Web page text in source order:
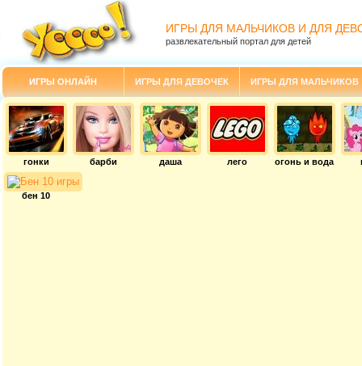
ИГРЫ ДЛЯ МАЛЬЧИКОВ И ДЛЯ
развлекательный портал для детей
ИГРЫ ОНЛАЙН ИГРЫ ДЛЯ ДЕВОЧЕК ИГРЫ ДЛЯ МАЛЬЧИКОВ
гонки барби даша лего огонь и вода
бен 10